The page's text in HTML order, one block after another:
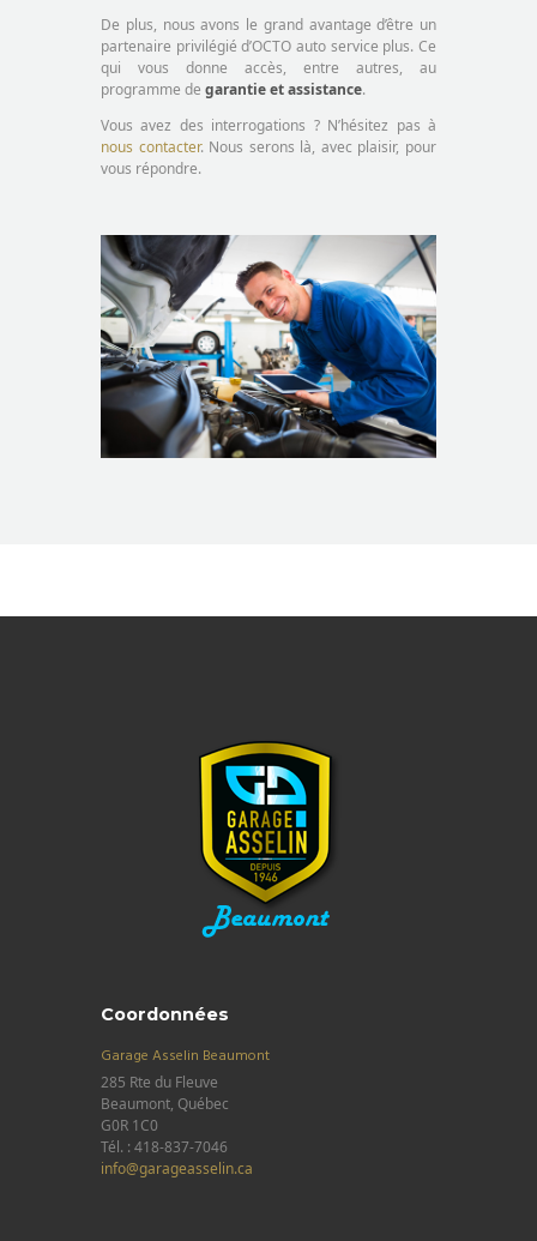
De plus, nous avons le grand avantage d’être un
partenaire privilégié d’OCTO auto service plus. Ce
qui vous donne accès, entre autres, au
programme de garantie et assistance.
Vous avez des interrogations ? N’hésitez pas à
nous contacter. Nous serons là, avec plaisir, pour
vous répondre.
Coordonnées
Garage Asselin Beaumont
285 Rte du Fleuve
Beaumont, Québec
G0R 1C0
Tél. : 418-837-7046
info@garageasselin.ca